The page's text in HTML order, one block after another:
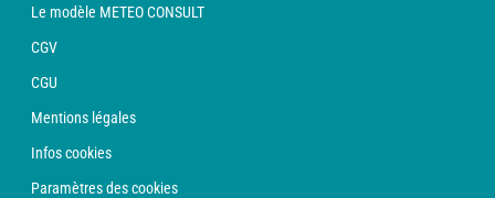
Le modèle METEO CONSULT
CGV
CGU
Mentions légales
Infos cookies
Paramètres des cookies